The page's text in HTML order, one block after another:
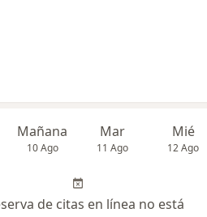
Mañana
10 Ago
Mar
11 Ago
Mié
12 Ago
de citas en línea no está